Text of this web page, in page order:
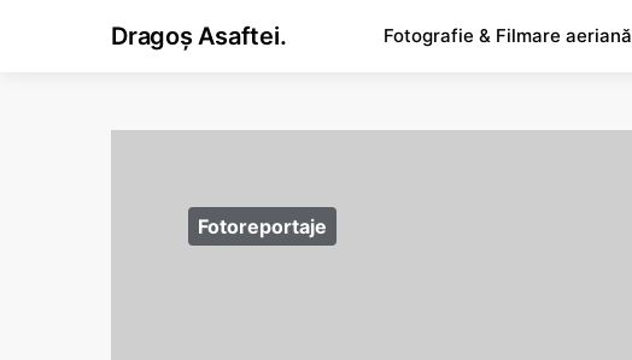
Dragoș Asaftei. Fotografie & Filmare aeriană
Fotoreportaje